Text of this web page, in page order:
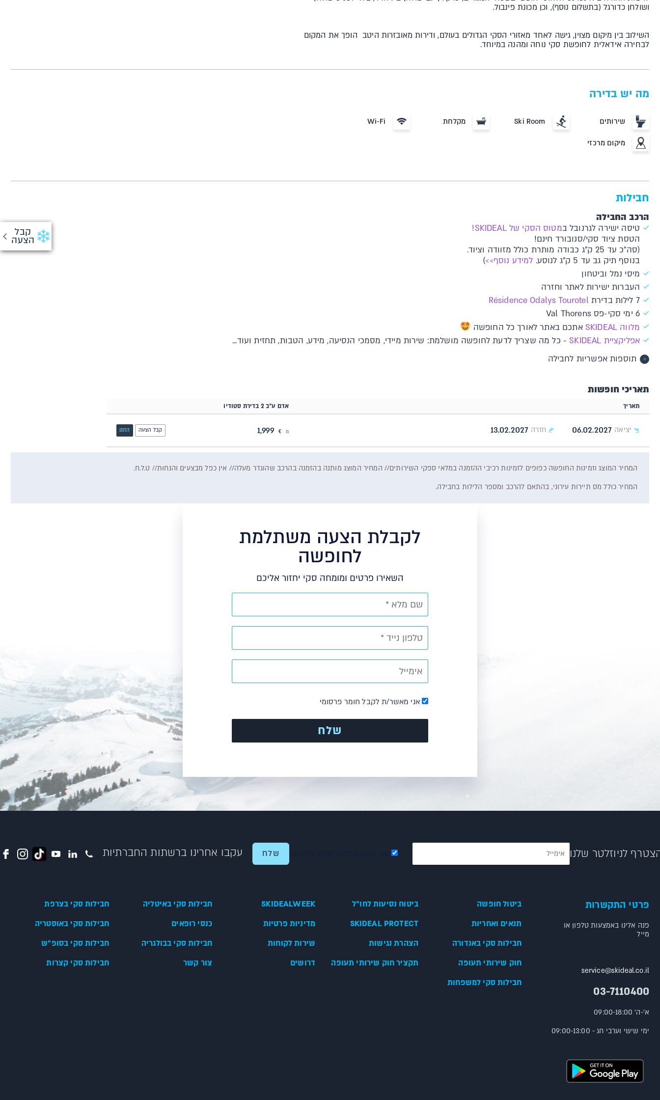
קבל
הצעה
ושולחן כדורגל (בתשלום נוסף), וכן מכונת פינבול.
השילוב בין מיקום מצוין, גישה לאחד מאזורי הסקי הגדולים בעולם, ודירות מאובזרות היטב הופך את המקום
לבחירה אידאלית לחופשת סקי נוחה ומהנה במיוחד.
מה יש בדירה
שירותים Ski Room מקלחת Wi-Fi
מיקום מרכזי
חבילות
הרכב החבילה
טיסה ישירה לגרנובל במטוס הסקי של SKIDEAL!
הטסת ציוד סקי/סנובורד חינם!
(סה"כ עד 25 ק"ג כבודה מותרת כולל מזוודה וציוד.
בנוסף תיק גב עד 5 ק"ג לנוסע.
למידע נוסף>>)
מיסי נמל וביטחון
העברות ישירות לאתר וחזרה
7 לילות בדירת
Résidence Odalys Tourotel
6 ימי סקי-פס Val Thorens
מלווה SKIDEAL
אתכם באתר לאורך כל החופשה
א​פליקציית SKIDEAL​​
- כל מה שצריך לדעת לחופשה מושלמת: שירות מיידי, מסמכי הנסיעה, מידע, הטבות, תחזית ועוד...
תוספות אפשריות לחבילה
תאריכי חופשות
תאריך אדם ע"ב 2 בדירת סטודיו
יציאה 06.02.2027 חזרה 13.02.2027 מ € קבל הצעה הזמן
המחיר המוצג וזמינות החופשה כפופים לזמינות רכיבי ההזמנה במלאי ספקי השירותים// המחיר המוצג מותנה בהזמנה בהרכב שהוגדר מעלה// אין כפל מבצעים והנחות// ט.ל.ח.
המחיר כולל מס תיירות עירוני, בהתאם להרכב ומספר הלילות בחבילה.
לקבלת הצעה משתלמת
לחופשה
השאירו פרטים ומומחה סקי יחזור אליכם
אני מאשר/ת לקבל חומר פרסומי
לניוזלטר שלנו עקבו אחרינו ברשתות החברתיות
פרטי התקשרות
פנה אלינו באמצעות טלפון או
מייל
service@skideal.co.il
03-7110400
א'-ה' 09:00-18:00
ימי שישי וערבי חג - 09:00-13:00
ביטול חופשה ביטוח נסיעות לחו"ל SKIDEALWEEK חבילות סקי באיטליה
חבילות סקי בצרפת
תנאים ואחריות
SKIDEAL PROTECT מדיניות פרטיות כנסי רופאים
חבילות סקי באוסטריה
חבילות סקי באנדורה
הצהרת נגישות שירות לקוחות חבילות סקי בבולגריה
חבילות סקי בסופ"ש
חוק שירותי תעופה
תקציר חוק שירותי תעופה דרושים צור קשר
חבילות סקי קצרות
חבילות סקי למשפחות